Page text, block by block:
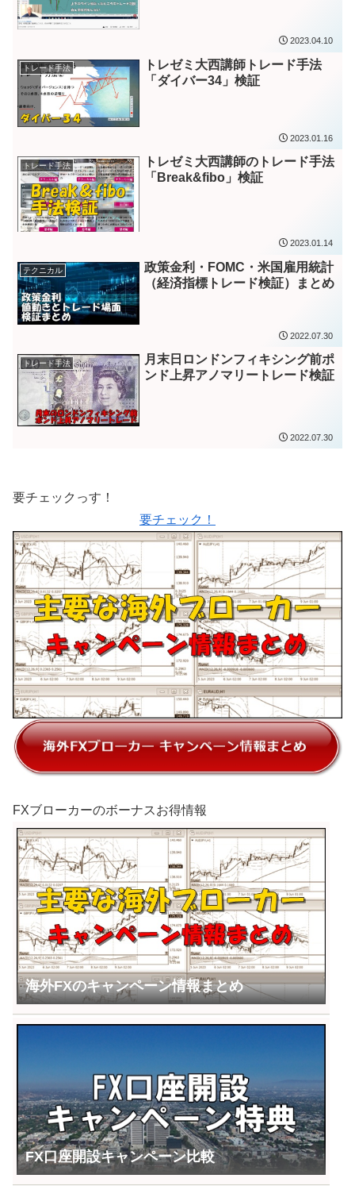
2023.04.10
トレード手法
トレゼミ大西講師トレード手法
「ダイバー34」検証
2023.01.16
トレード手法
トレゼミ大西講師のトレード手法
「Break&fibo」検証
2023.01.14
テクニカル
政策金利・FOMC・米国雇用統計
（経済指標トレード検証）まとめ
2022.07.30
トレード手法
月末日ロンドンフィキシング前ポ
ンド上昇アノマリートレード検証
2022.07.30
要チェックっす！
要チェック！
FXブローカーのボーナスお得情報
海外FXのキャンペーン情報まとめ
FX口座開設キャンペーン比較